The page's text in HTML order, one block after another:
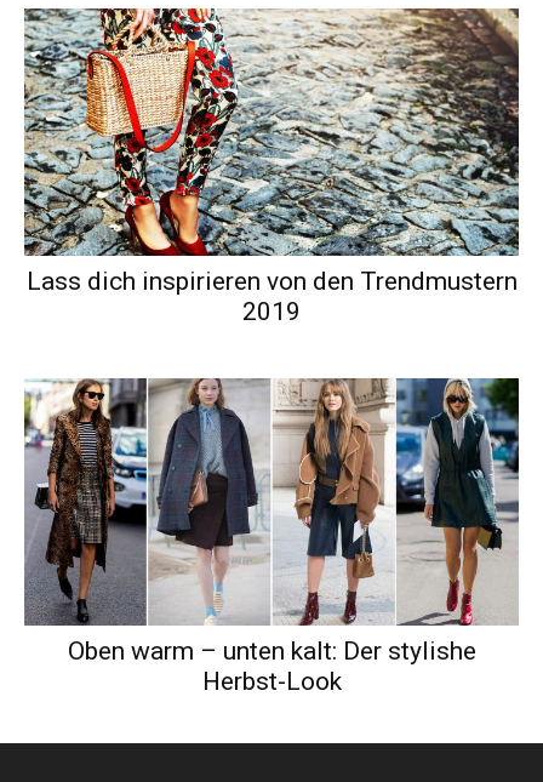
Lass dich inspirieren von den Trendmustern
2019
Oben warm – unten kalt: Der stylishe
Herbst-Look